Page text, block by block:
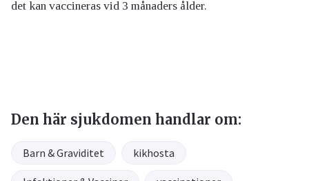
det kan vaccineras vid 3 månaders ålder.
Den här sjukdomen handlar om:
Barn & Graviditet kikhosta